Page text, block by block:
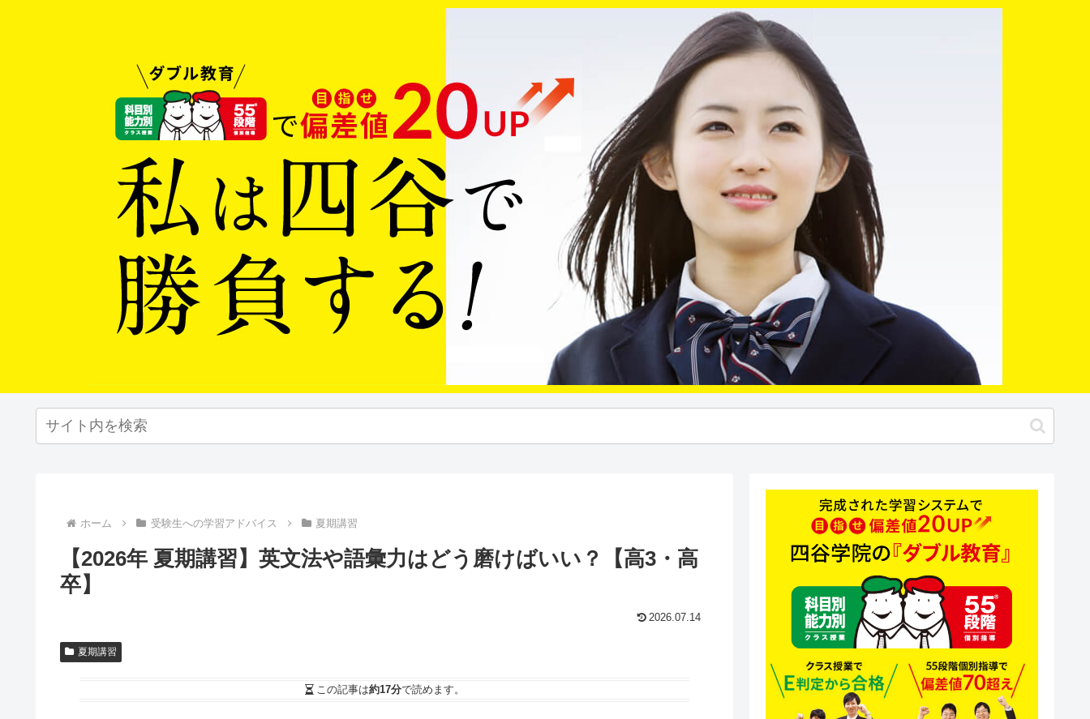
ホーム 受験生への学習アドバイス 夏期講習
【2026年 夏期講習】英文法や語彙力はどう磨けばいい？【高3・高
卒】
2026.07.14
夏期講習
この記事は約17分で読めます。